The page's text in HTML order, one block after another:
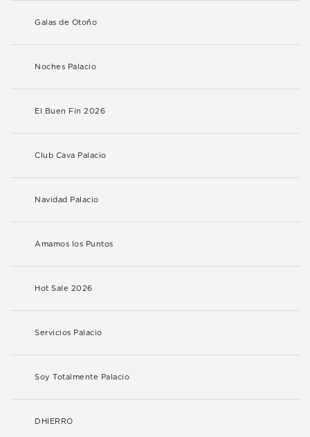
Galas de Otoño
Noches Palacio
El Buen Fin 2026
Club Cava Palacio
Navidad Palacio
Amamos los Puntos
Hot Sale 2026
Servicios Palacio
Soy Totalmente Palacio
DHIERRO